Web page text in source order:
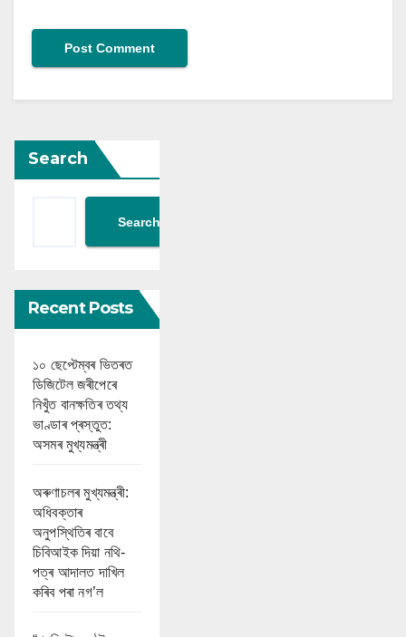
Search
Search
Recent Posts
১০ ছেপ্টেম্বৰ ভিতৰত
ডিজিটেল জৰীপেৰে
নিখুঁত বানক্ষতিৰ তথ্য
ভাণ্ডাৰ প্ৰস্তুত:
অসমৰ মুখ্যমন্ত্ৰী
অৰুণাচলৰ মুখ্যমন্ত্ৰী:
অধিবক্তাৰ
অনুপস্থিতিৰ বাবে
চিবিআইক দিয়া নথি-
পত্ৰ আদালত দাখিল
কৰিব পৰা নগ’ল